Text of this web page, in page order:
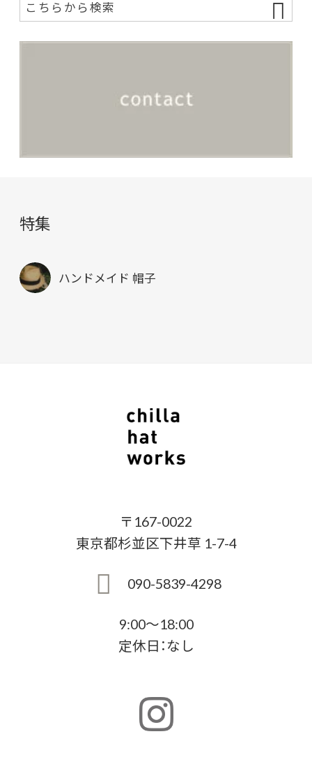
特集
ハンドメイド 帽子
〒167-0022
東京都杉並区下井草 1-7-4
090-5839-4298
9:00～18:00
定休日：なし